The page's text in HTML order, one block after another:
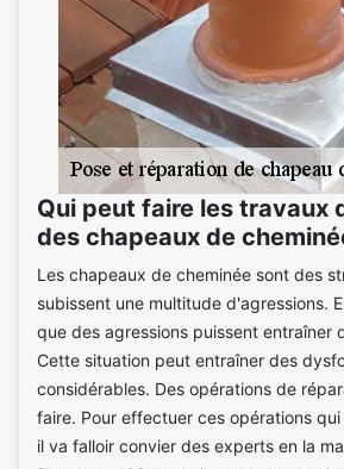
Qui peut faire les travaux
des chapeaux de
Les chapeaux de cheminée sont des
subissent une multitude d'agressions.
que des agressions puissent entraîner
Cette situation peut entraîner des
considérables. Des opérations de
faire. Pour effectuer ces opérations
il va falloir convier des experts en la